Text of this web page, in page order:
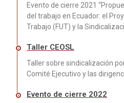
Evento de cierre 2021
del trabajo en Ecuador: el
Trabajo (FUT) y la
Taller CEOSL
Taller sobre sindicalización
Comité Ejecutivo y las
Evento de cierre 2022